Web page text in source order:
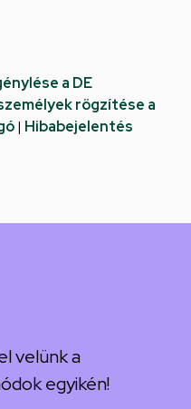
a DE
rögzítése a
| Hibabejelentés
velünk a
egyikén!